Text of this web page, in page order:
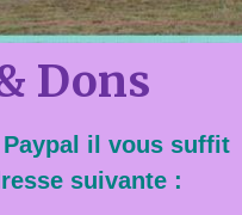
Dons
il vous suffit
suivante :